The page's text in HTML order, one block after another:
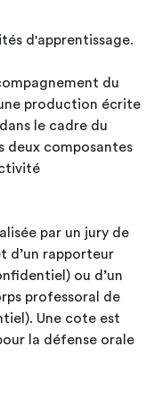
d'apprentissage.
du
production écrite
le cadre du
deux composantes
par un jury de
d’un rapporteur
ou d’un
professoral de
Une cote est
la défense orale